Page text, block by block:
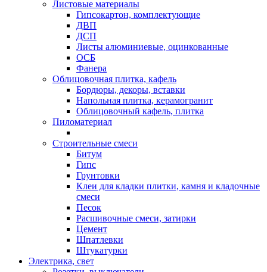
Листовые материалы
Гипсокартон, комплектующие
ДВП
ДСП
Листы алюминиевые, оцинкованные
ОСБ
Фанера
Облицовочная плитка, кафель
Бордюры, декоры, вставки
Напольная плитка, керамогранит
Облицовочный кафель, плитка
Пиломатериал
Строительные смеси
Битум
Гипс
Грунтовки
Клеи для кладки плитки, камня и кладочные
смеси
Песок
Расшивочные смеси, затирки
Цемент
Шпатлевки
Штукатурки
Электрика, свет